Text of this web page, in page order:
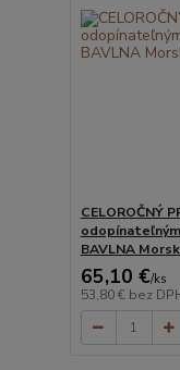
CELOROČNÝ
BAVLNA
65,10 €/ks
53,80 € bez